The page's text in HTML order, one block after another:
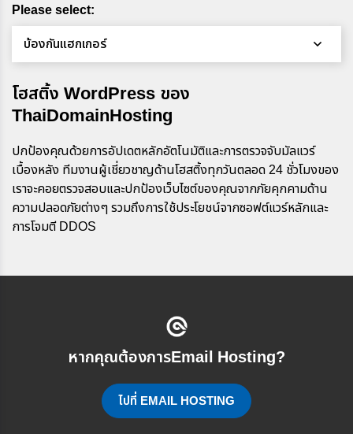
Please select:
บ้องกันแฮกเกอร์
โฮสติ้ง WordPress ของ
ThaiDomainHosting
ปกป้องคุณด้วยการอัปเดตหลักอัตโนมัติและการตรวจจับมัลแวร์
เบื้องหลัง ทีมงานผู้เชี่ยวชาญด้านโฮสติ้งทุกวันตลอด 24 ชั่วโมงของ
เราจะคอยตรวจสอบและปกป้องเว็บไซต์ของคุณจากภัยคุกคามด้าน
ความปลอดภัยต่างๆ รวมถึงการใช้ประโยชน์จากซอฟต์แวร์หลักและ
การโจมตี DDOS
หากคุณต้องการEmail Hosting?
ไปที่ EMAIL HOSTING